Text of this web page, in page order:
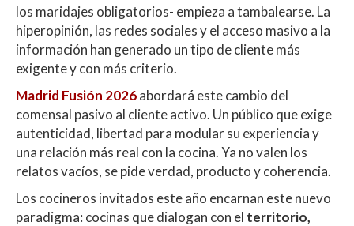
los maridajes obligatorios- empieza a tambalearse. La
hiperopinión, las redes sociales y el acceso masivo a la
información han generado un tipo de cliente más
exigente y con más criterio.
Madrid Fusión 2026abordará este cambio del
comensal pasivo al cliente activo. Un público que exige
autenticidad, libertad para modular su experiencia y
una relación más real con la cocina. Ya no valen los
relatos vacíos, se pide verdad, producto y coherencia.
Los cocineros invitados este año encarnan este nuevo
paradigma: cocinas que dialogan con el territorio,